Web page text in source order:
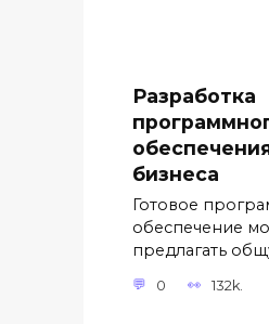
Разработка
бизнеса
Готовое
обеспечение
предлагать
0 132k.